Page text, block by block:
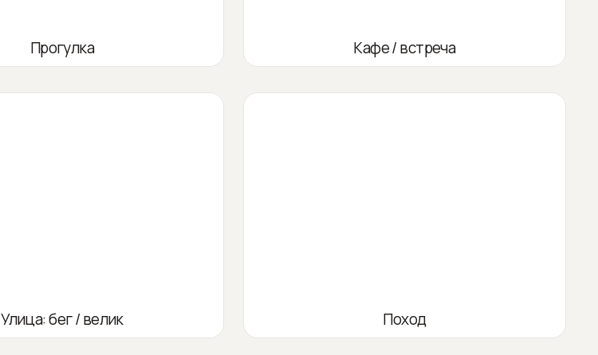
Прогулка Кафе / встреча
Улица: бег / велик Поход